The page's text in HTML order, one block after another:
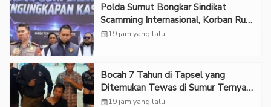
Polda Sumut Bongkar Sindikat
Scamming Internasional, Korban Rugi
Rp6,7 Miliar
calendar_month19 jam yang lalu
Bocah 7 Tahun di Tapsel yang
Ditemukan Tewas di Sumur Ternyata
Korban Kekerasan Seksual
calendar_month19 jam yang lalu